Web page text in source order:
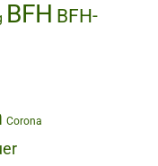
BFH BFH-
Corona